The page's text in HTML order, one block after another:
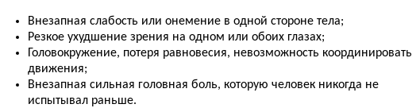
Внезапная слабость или онемение в одной стороне тела;
Резкое ухудшение зрения на одном или обоих глазах;
Головокружение, потеря равновесия, невозможность координировать
движения;
Внезапная сильная головная боль, которую человек никогда не
испытывал раньше.